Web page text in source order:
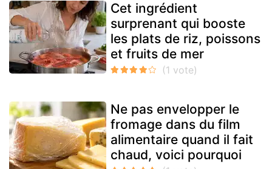
Cet ingrédient
surprenant qui booste
les plats de riz, poissons
et fruits de mer
Ne pas envelopper le
fromage dans du film
alimentaire quand il fait
chaud, voici pourquoi